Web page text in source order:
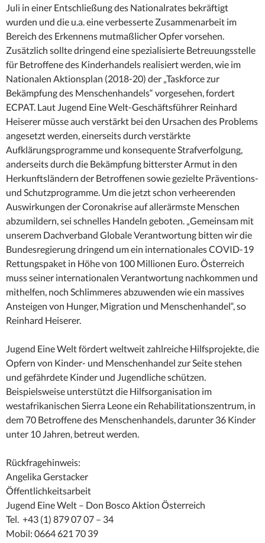
Juli in einer Entschließung des Nationalrates bekräftigt
wurden und die u.a. eine verbesserte Zusammenarbeit im
Bereich des Erkennens mutmaßlicher Opfer vorsehen.
Zusätzlich sollte dringend eine spezialisierte Betreuungsstelle
für Betroffene des Kinderhandels realisiert werden, wie im
Nationalen Aktionsplan (2018-20) der „Taskforce zur
Bekämpfung des Menschenhandels“ vorgesehen, fordert
ECPAT. Laut Jugend Eine Welt-Geschäftsführer Reinhard
Heiserer müsse auch verstärkt bei den Ursachen des Problems
angesetzt werden, einerseits durch verstärkte
Aufklärungsprogramme und konsequente Strafverfolgung,
anderseits durch die Bekämpfung bitterster Armut in den
Herkunftsländern der Betroffenen sowie gezielte Präventions-
und Schutzprogramme. Um die jetzt schon verheerenden
Auswirkungen der Coronakrise auf allerärmste Menschen
abzumildern, sei schnelles Handeln geboten. „Gemeinsam mit
unserem Dachverband Globale Verantwortung bitten wir die
Bundesregierung dringend um ein internationales COVID-19
Rettungspaket in Höhe von 100 Millionen Euro. Österreich
muss seiner internationalen Verantwortung nachkommen und
mithelfen, noch Schlimmeres abzuwenden wie ein massives
Ansteigen von Hunger, Migration und Menschenhandel“, so
Reinhard Heiserer.
Jugend Eine Welt fördert weltweit zahlreiche Hilfsprojekte, die
Opfern von Kinder- und Menschenhandel zur Seite stehen
und gefährdete Kinder und Jugendliche schützen.
Beispielsweise unterstützt die Hilfsorganisation im
westafrikanischen Sierra Leone ein Rehabilitationszentrum, in
dem 70 Betroffene des Menschenhandels, darunter 36 Kinder
unter 10 Jahren, betreut werden.
Rückfragehinweis:
Angelika Gerstacker
Öffentlichkeitsarbeit
Jugend Eine Welt – Don Bosco Aktion Österreich
Tel. +43 (1) 879 07 07 – 34
Mobil: 0664 621 70 39